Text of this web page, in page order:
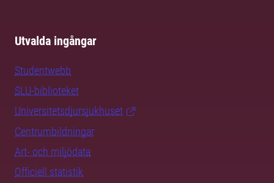
Utvalda ingångar
Studentwebb
SLU-biblioteket
Universitetsdjursjukhuset
Centrumbildningar
Art- och miljödata
Officiell statistik